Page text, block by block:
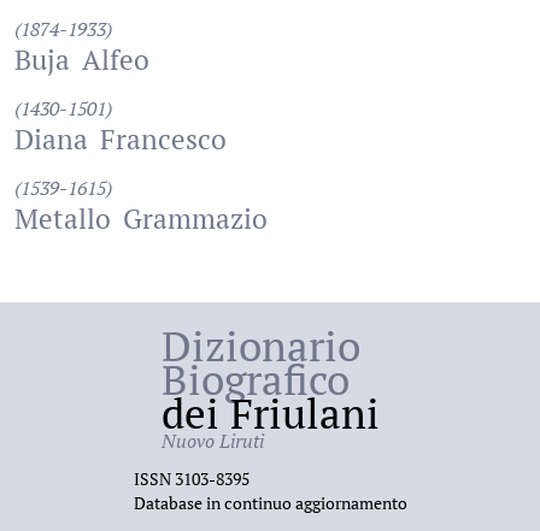
(1874-1933)
Buja Alfeo
(1430-1501)
Diana Francesco
(1539-1615)
Metallo Grammazio
Dizionario
Biografico
dei Friulani
Nuovo Liruti
ISSN 3103-8395
Database in continuo aggiornamento